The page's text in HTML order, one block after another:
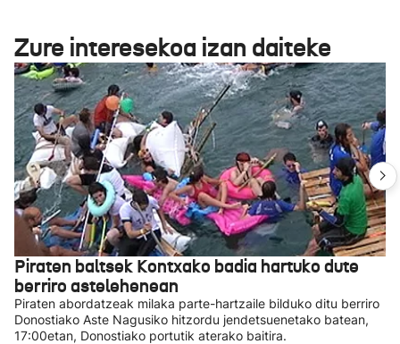
Zure interesekoa izan daiteke
Piraten baltsek Kontxako badia hartuko dute
berriro astelehenean
Piraten abordatzeak milaka parte-hartzaile bilduko ditu berriro
Donostiako Aste Nagusiko hitzordu jendetsuenetako batean,
17:00etan, Donostiako portutik aterako baitira.